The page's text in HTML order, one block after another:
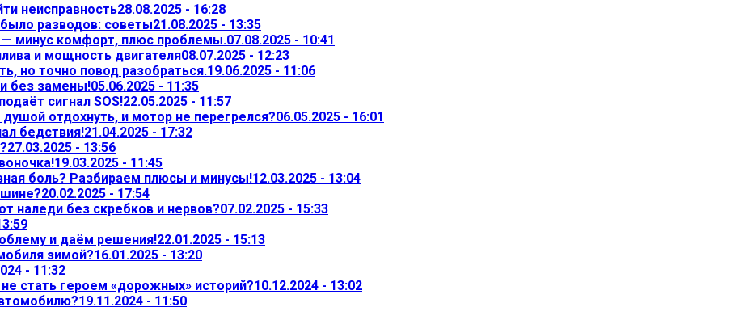
неисправность28.08.2025 - 16:28
разводов: советы21.08.2025 - 13:35
минус комфорт, плюс проблемы.07.08.2025 - 10:41
и мощность двигателя08.07.2025 - 12:23
но точно повод разобраться.19.06.2025 - 11:06
без замены!05.06.2025 - 11:35
сигнал SOS!22.05.2025 - 11:57
отдохнуть, и мотор не перегрелся?06.05.2025 - 16:01
бедствия!21.04.2025 - 17:32
27.03.2025 - 13:56
19.03.2025 - 11:45
боль? Разбираем плюсы и минусы!12.03.2025 - 13:04
20.02.2025 - 17:54
наледи без скребков и нервов?07.02.2025 - 15:33
и даём решения!22.01.2025 - 15:13
зимой?16.01.2025 - 13:20
- 11:32
стать героем «дорожных» историй?10.12.2024 - 13:02
19.11.2024 - 11:50